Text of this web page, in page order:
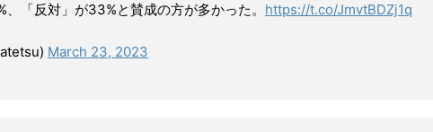
「反対」が33%と賛成の方が多かった。 https://t.co/JmvtBDZj1q
March 23, 2023